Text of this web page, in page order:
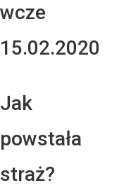
wcze
15.02.2020
Jak
powstała
straż?